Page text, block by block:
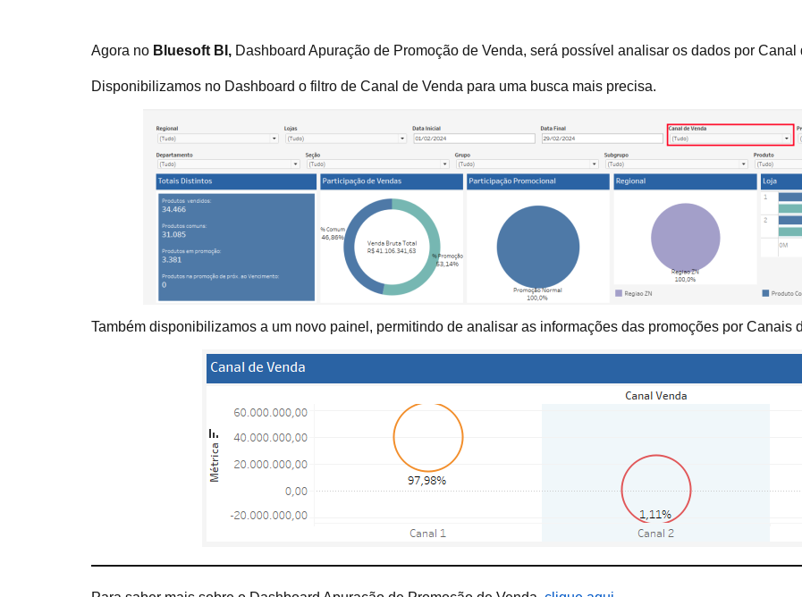
Agora no Bluesoft BI, Dashboard Apuração de Promoção de Venda, será possível analisar os dados por Canal
Disponibilizamos no Dashboard o filtro de Canal de Venda para uma busca mais precisa.
Também disponibilizamos a um novo painel, permitindo de analisar as informações das promoções por Canais